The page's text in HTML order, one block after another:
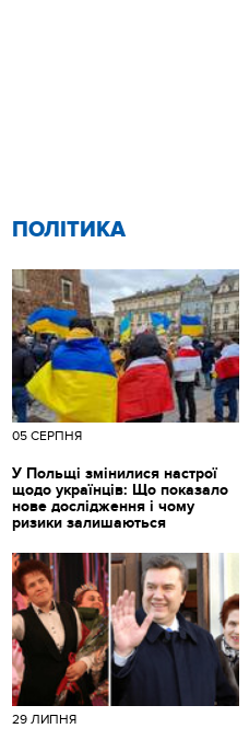
ПОЛІТИКА
05 СЕРПНЯ
У Польщі змінилися настрої
щодо українців: Що показало
нове дослідження і чому
ризики залишаються
29 ЛИПНЯ